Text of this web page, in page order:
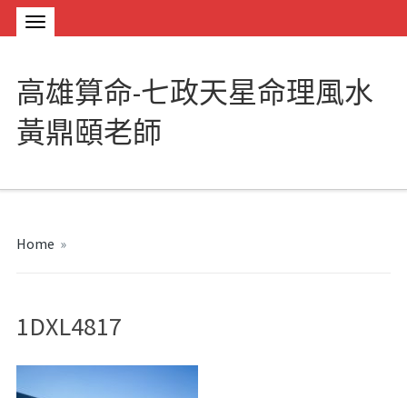
高雄算命-七政天星命理風水
黃鼎頤老師
Home »
1DXL4817